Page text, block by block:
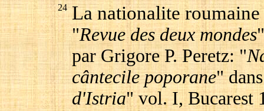
24 La nationalite roumaine
"Revue des deux mondes
par Grigore P. Peretz: "
cântecile poporane"
d'Istria" vol. I, Bucarest